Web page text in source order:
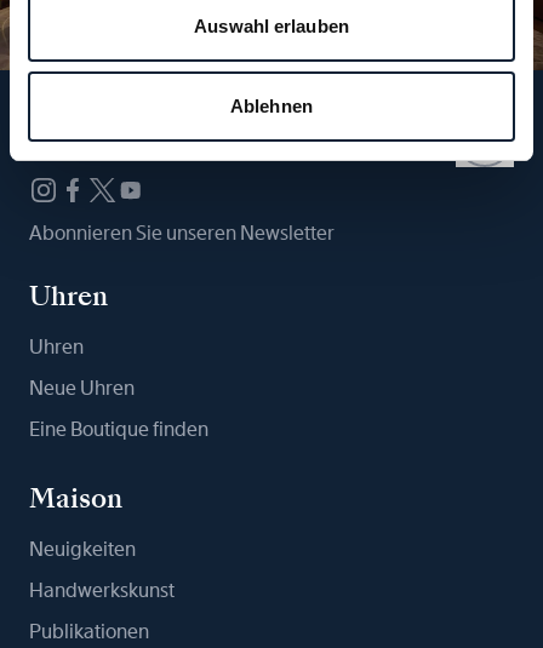
Auswahl erlauben
Ablehnen
Folgen Sie uns
Abonnieren Sie unseren Newsletter
Uhren
Uhren
Neue Uhren
Eine Boutique finden
Maison
Neuigkeiten
Handwerkskunst
Publikationen